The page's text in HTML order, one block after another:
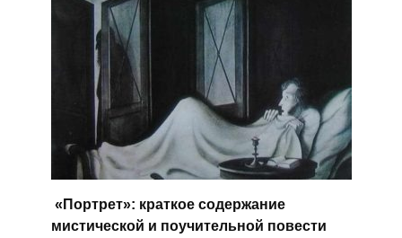
«Портрет»: краткое содержание
мистической и поучительной повести